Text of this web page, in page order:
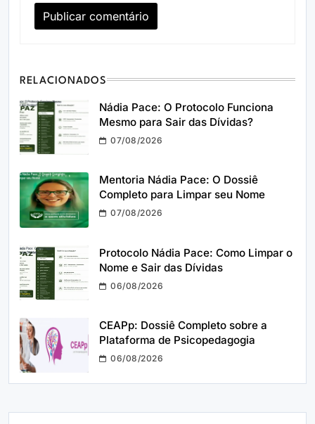
RELACIONADOS
Nádia Pace: O Protocolo Funciona
Mesmo para Sair das Dívidas?
07/08/2026
Mentoria Nádia Pace: O Dossiê
Completo para Limpar seu Nome
07/08/2026
Protocolo Nádia Pace: Como Limpar o
Nome e Sair das Dívidas
06/08/2026
CEAPp: Dossiê Completo sobre a
Plataforma de Psicopedagogia
06/08/2026